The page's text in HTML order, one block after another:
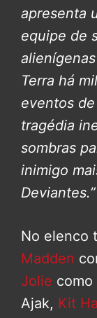
apresenta
equipe de
Terra há
eventos
tragédia
sombras
inimigo
Deviantes.”
No elenco
Madden
Jolie como
Ajak, Kit